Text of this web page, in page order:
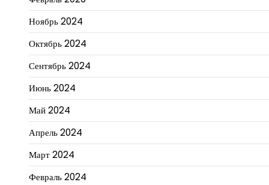
Ноябрь 2024
Октябрь 2024
Сентябрь 2024
Июнь 2024
Май 2024
Апрель 2024
Март 2024
Февраль 2024